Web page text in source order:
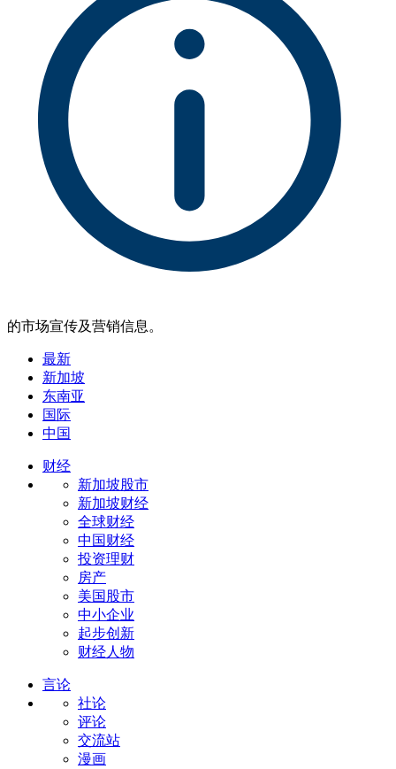
的市场宣传及营销信息。
最新
新加坡
东南亚
国际
中国
财经
新加坡股市
新加坡财经
全球财经
中国财经
投资理财
房产
美国股市
中小企业
起步创新
财经人物
言论
社论
评论
交流站
漫画